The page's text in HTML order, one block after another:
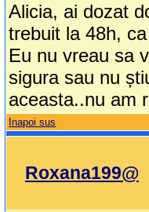
Alicia, ai dozat
trebuit la 48h,
Eu nu vreau sa
sigura sau nu
aceasta..nu am
Inapoi sus
Roxana199@